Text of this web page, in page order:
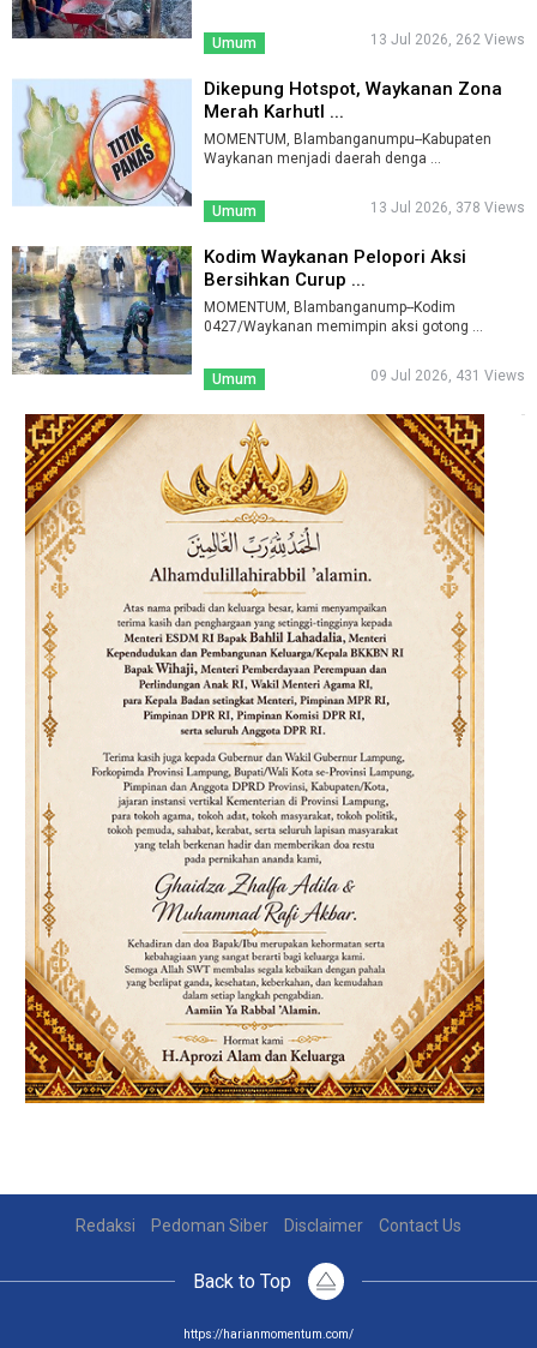
Umum 13 Jul 2026, 262 Views
Dikepung Hotspot, Waykanan Zona
Merah Karhutl ...
MOMENTUM, Blambanganumpu--Kabupaten
Waykanan menjadi daerah denga ...
Umum 13 Jul 2026, 378 Views
Kodim Waykanan Pelopori Aksi
Bersihkan Curup ...
MOMENTUM, Blambanganump--Kodim
0427/Waykanan memimpin aksi gotong ...
Umum 09 Jul 2026, 431 Views
Redaksi Pedoman Siber Disclaimer Contact Us
Back to Top
https://harianmomentum.com/